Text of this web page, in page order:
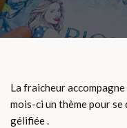
La fraicheur
mois-ci un thème pour
gélifiée .